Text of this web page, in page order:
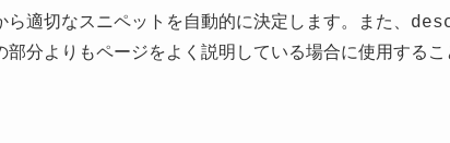
ら適切なスニペットを自動的に決定します。また、
分よりもページをよく説明している場合に使用するこ